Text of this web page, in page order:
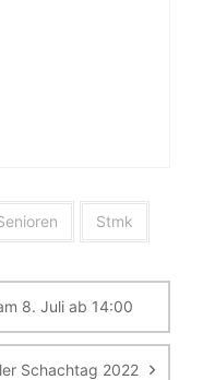
Stmk
8. Juli ab 14:00
Schachtag 2022